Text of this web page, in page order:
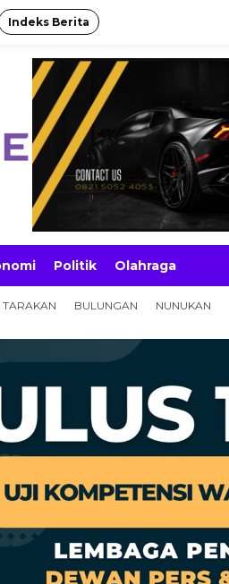
Indeks Berita
Politik Olahraga
TARAKAN BULUNGAN NUNUKAN